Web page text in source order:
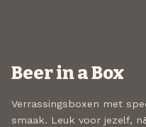
Beer in a Box
Verrassingsboxen met
smaak. Leuk voor jezelf,